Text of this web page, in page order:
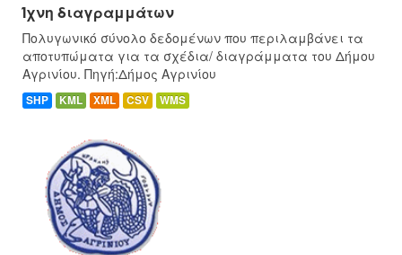
Ίχνη διαγραμμάτων
Πολυγωνικό σύνολο δεδομένων που περιλαμβάνει τα
αποτυπώματα για τα σχέδια/ διαγράμματα του Δήμου
Αγρινίου. Πηγή:Δήμος Αγρινίου
SHP KML XML CSV WMS